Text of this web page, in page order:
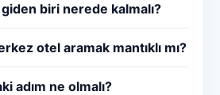
biri nerede kalmalı?
otel aramak mantıklı mı?
adım ne olmalı?